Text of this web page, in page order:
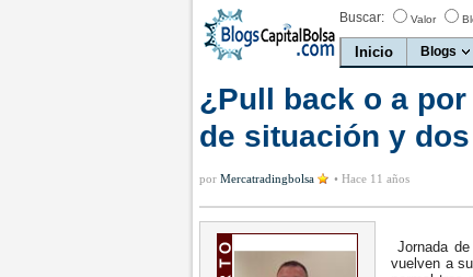
Buscar: Valor
Inicio Blogs
¿Pull back o a
de situación y
por Mercatradingbolsa • Hace 11 años
Jornada
vuelven a